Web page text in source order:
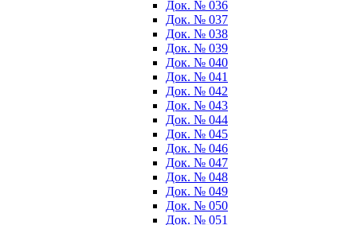
Док. № 036
Док. № 037
Док. № 038
Док. № 039
Док. № 040
Док. № 041
Док. № 042
Док. № 043
Док. № 044
Док. № 045
Док. № 046
Док. № 047
Док. № 048
Док. № 049
Док. № 050
Док. № 051